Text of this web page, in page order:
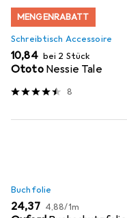
MENGENRABATT
Schreibtisch Accessoire
EUR
10,84 bei 2 Stück
Ototo Nessie Tale
8
Buchfolie
EUR
24,37 EUR
4,88/1m